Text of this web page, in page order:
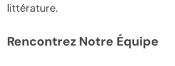
littérature.
Rencontrez Notre Équipe